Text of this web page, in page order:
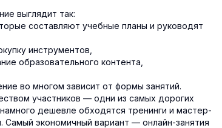
выглядит так:
составляют учебные планы и руководят
инструментов,
образовательного контента,
во многом зависит от формы занятий.
участников — одни из самых дорогих
дешевле обходятся тренинги и мастер-
экономичный вариант — онлайн-занятия